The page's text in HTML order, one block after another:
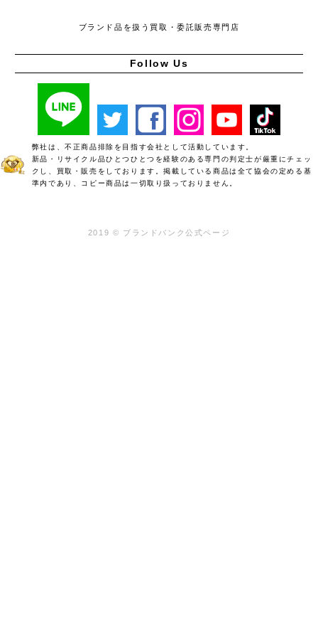
ブランド品を扱う買取・委託販売専門店
Follow Us
弊社は、不正商品排除を目指す会社として活動しています。
新品・リサイクル品ひとつひとつを経験のある専門の判定士が厳重にチェッ
クし、買取・販売をしております。掲載している商品は全て協会の定める基
準内であり、コピー商品は一切取り扱っておりません。
2019 © ブランドバンク公式ページ